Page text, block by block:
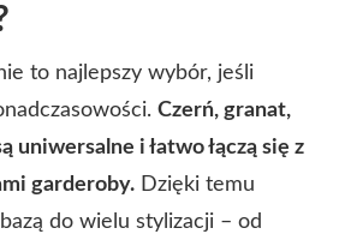
to najlepszy wybór, jeśli
Czerń, granat,
uniwersalne i łatwo łączą się z
garderoby. Dzięki temu
do wielu stylizacji – od